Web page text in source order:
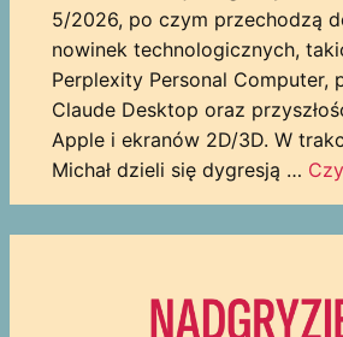
5/2026, po czym przechodzą
nowinek technologicznych,
Perplexity Personal Computer,
Claude Desktop oraz
Apple i ekranów 2D/3D. W
Michał dzieli się dygresją …